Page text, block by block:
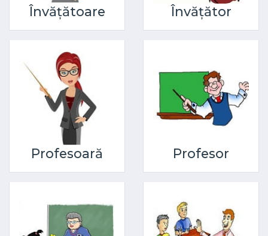
Învățătoare Învățător
Profesoară Profesor